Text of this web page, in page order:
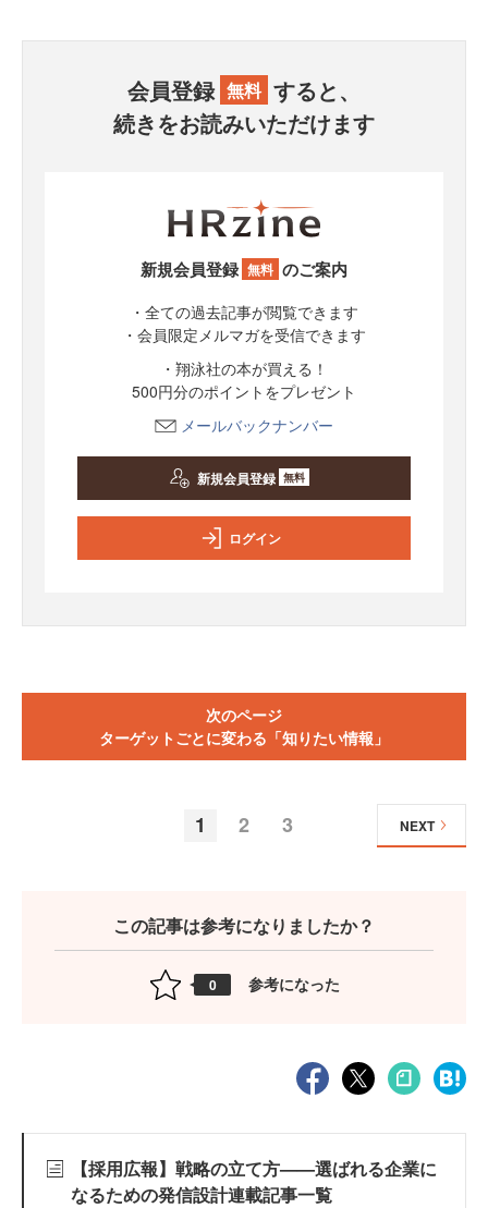
会員登録 無料 すると、
続きをお読みいただけます
新規会員登録 無料 のご案内
・全ての過去記事が閲覧できます
・会員限定メルマガを受信できます
・翔泳社の本が買える！
500円分のポイントをプレゼント
メールバックナンバー
新規会員登録 無料
ログイン
次のページ
ターゲットごとに変わる「知りたい情報」
1 2 3 NEXT
この記事は参考になりましたか？
0 参考になった
【採用広報】戦略の立て方——選ばれる企業に
なるための発信設計連載記事一覧